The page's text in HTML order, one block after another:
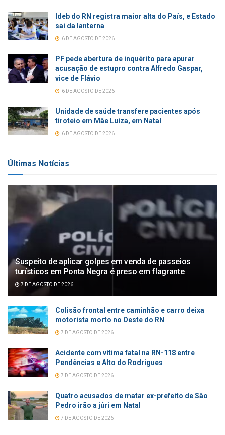
Ideb do RN registra maior alta do País, e Estado
sai da lanterna
6 DE AGOSTO DE 2026
PF pede abertura de inquérito para apurar
acusação de estupro contra Alfredo Gaspar,
vice de Flávio
6 DE AGOSTO DE 2026
Unidade de saúde transfere pacientes após
tiroteio em Mãe Luíza, em Natal
6 DE AGOSTO DE 2026
Últimas Notícias
Suspeito de aplicar golpes em venda de passeios
turísticos em Ponta Negra é preso em flagrante
7 DE AGOSTO DE 2026
Colisão frontal entre caminhão e carro deixa
motorista morto no Oeste do RN
7 DE AGOSTO DE 2026
Acidente com vítima fatal na RN-118 entre
Pendências e Alto do Rodrigues
7 DE AGOSTO DE 2026
Quatro acusados de matar ex-prefeito de São
Pedro irão a júri em Natal
7 DE AGOSTO DE 2026